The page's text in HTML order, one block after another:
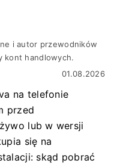
i autor przewodników
kont handlowych.
01.08.2026
na telefonie
przed
lub w wersji
się na
skąd pobrać